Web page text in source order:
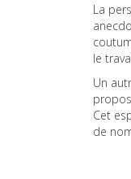
La
le
Un
Cet
de